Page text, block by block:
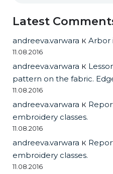
Latest
andreeva.varwara к Arbor
11.08.2016
andreeva.varwara к
pattern on the fabric.
11.08.2016
andreeva.varwara к
embroidery classes.
11.08.2016
andreeva.varwara к
embroidery classes.
11.08.2016